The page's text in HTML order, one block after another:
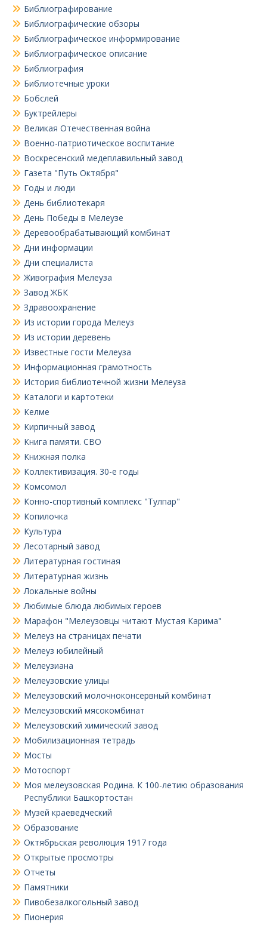
Библиографирование
Библиографические обзоры
Библиографическое информирование
Библиографическое описание
Библиография
Библиотечные уроки
Бобслей
Буктрейлеры
Великая Отечественная война
Военно-патриотическое воспитание
Воскресенский медеплавильный завод
Газета "Путь Октября"
Годы и люди
День библиотекаря
День Победы в Мелеузе
Деревообрабатывающий комбинат
Дни информации
Дни специалиста
Живография Мелеуза
Завод ЖБК
Здравоохранение
Из истории города Мелеуз
Из истории деревень
Известные гости Мелеуза
Информационная грамотность
История библиотечной жизни Мелеуза
Каталоги и картотеки
Келме
Кирпичный завод
Книга памяти. СВО
Книжная полка
Коллективизация. 30-е годы
Комсомол
Конно-спортивный комплекс "Тулпар"
Копилочка
Культура
Лесотарный завод
Литературная гостиная
Литературная жизнь
Локальные войны
Любимые блюда любимых героев
Марафон "Мелеузовцы читают Мустая Карима"
Мелеуз на страницах печати
Мелеуз юбилейный
Мелеузиана
Мелеузовские улицы
Мелеузовский молочноконсервный комбинат
Мелеузовский мясокомбинат
Мелеузовский химический завод
Мобилизационная тетрадь
Мосты
Мотоспорт
Моя мелеузовская Родина. К 100-летию образования
Республики Башкортостан
Музей краеведческий
Образование
Октябрьская революция 1917 года
Открытые просмотры
Отчеты
Памятники
Пивобезалкогольный завод
Пионерия